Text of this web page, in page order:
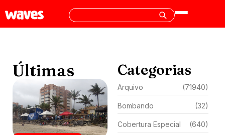
Últimas Categorias
Arquivo (71940)
Bombando (32)
Cobertura Especial (640)